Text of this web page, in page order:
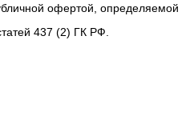
офертой, определяемой
437 (2) ГК РФ.